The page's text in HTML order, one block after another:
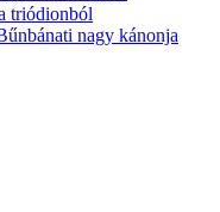
triódionból
nagy kánonja